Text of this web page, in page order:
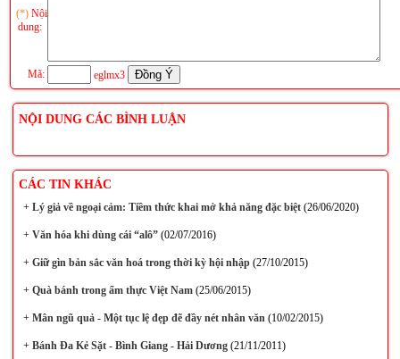
(*) Nội
dung:
Mã: eglmx3
NỘI DUNG CÁC BÌNH LUẬN
CÁC TIN KHÁC
+Lý giả về ngoại cảm: Tiềm thức khai mở khả năng đặc biệt(26/06/2020)
+Văn hóa khi dùng cái “alô”(02/07/2016)
+Giữ gìn bản sắc văn hoá trong thời kỳ hội nhập(27/10/2015)
+Quà bánh trong ẩm thực Việt Nam(25/06/2015)
+Mân ngũ quả - Một tục lệ đẹp đẽ đầy nét nhân văn(10/02/2015)
+Bánh Đa Kẻ Sặt - Bình Giang - Hải Dương(21/11/2011)